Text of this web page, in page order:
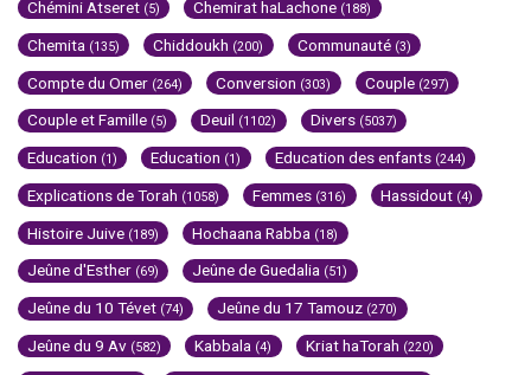
Chémini Atseret (5) Chemirat haLachone (188)
Chemita (135) Chiddoukh (200) Communauté (3)
Compte du Omer (264) Conversion (303) Couple (297)
Couple et Famille (5) Deuil (1102) Divers (5037)
Education (1) Education (1) Education des enfants (244)
Explications de Torah (1058) Femmes (316) Hassidout (4)
Histoire Juive (189) Hochaana Rabba (18)
Jeûne d'Esther (69) Jeûne de Guedalia (51)
Jeûne du 10 Tévet (74) Jeûne du 17 Tamouz (270)
Jeûne du 9 Av (582) Kabbala (4) Kriat haTorah (220)